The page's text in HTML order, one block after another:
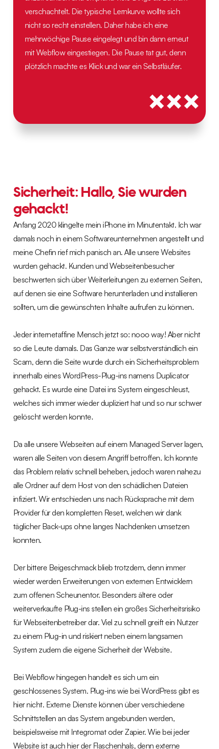
verschachtelt. Die typische Lernkurve wollte sich
nicht so recht einstellen. Daher habe ich eine
mehrwöchige Pause eingelegt und bin dann erneut
mit Webflow eingestiegen. Die Pause tat gut, denn
plötzlich machte es Klick und war ein Selbstläufer.
Sicherheit: Hallo, Sie wurden
gehackt!
Anfang 2020 klingelte mein iPhone im Minutentakt. Ich war
damals noch in einem Softwareunternehmen angestellt und
meine Chefin rief mich panisch an. Alle unsere Websites
wurden gehackt. Kunden und Webseitenbesucher
beschwerten sich über Weiterleitungen zu externen Seiten,
auf denen sie eine Software herunterladen und installieren
sollten, um die gewünschten Inhalte aufrufen zu können.
Jeder internetaffine Mensch jetzt so: nooo way! Aber nicht
so die Leute damals. Das Ganze war selbstverständlich ein
Scam, denn die Seite wurde durch ein Sicherheitsproblem
innerhalb eines WordPress-Plug-ins namens Duplicator
gehackt. Es wurde eine Datei ins System eingeschleust,
welches sich immer wieder dupliziert hat und so nur schwer
gelöscht werden konnte.
Da alle unsere Webseiten auf einem Managed Server lagen,
waren alle Seiten von diesem Angriff betroffen. Ich konnte
das Problem relativ schnell beheben, jedoch waren nahezu
alle Ordner auf dem Host von den schädlichen Dateien
infiziert. Wir entschieden uns nach Rücksprache mit dem
Provider für den kompletten Reset, welchen wir dank
täglicher Back-ups ohne langes Nachdenken umsetzen
konnten.
Der bittere Beigeschmack blieb trotzdem, denn immer
wieder werden Erweiterungen von externen Entwicklern
zum offenen Scheunentor. Besonders ältere oder
weiterverkaufte Plug-ins stellen ein großes Sicherheitsrisiko
für Webseitenbetreiber dar. Viel zu schnell greift ein Nutzer
zu einem Plug-in und riskiert neben einem langsamen
System zudem die eigene Sicherheit der Website.
Bei Webflow hingegen handelt es sich um ein
geschlossenes System. Plug-ins wie bei WordPress gibt es
hier nicht. Externe Dienste können über verschiedene
Schnittstellen an das System angebunden werden,
beispielsweise mit Integromat oder Zapier. Wie bei jeder
Website ist auch hier der Flaschenhals, denn externe